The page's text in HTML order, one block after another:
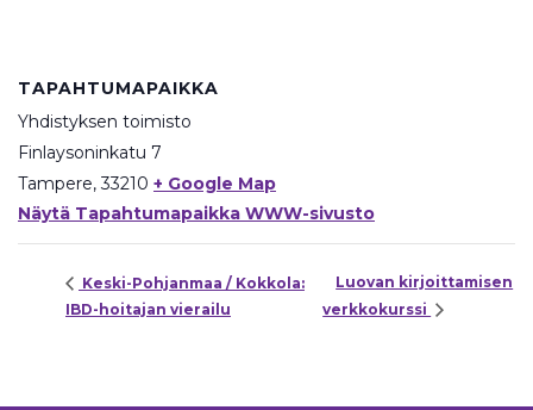
TAPAHTUMAPAIKKA
Yhdistyksen toimisto
Finlaysoninkatu 7
Tampere, 33210 + Google Map
Näytä Tapahtumapaikka WWW-sivusto
Keski-Pohjanmaa / Kokkola:
IBD-hoitajan vierailu
Luovan kirjoittamisen
verkkokurssi